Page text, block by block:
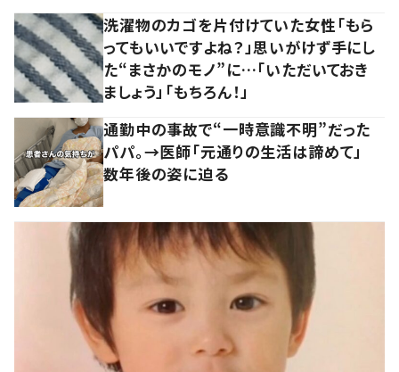
洗濯物のカゴを片付けていた女性「もら
ってもいいですよね？」思いがけず手にし
た“まさかのモノ”に…「いただいておき
ましょう」「もちろん！」
通勤中の事故で“一時意識不明”だった
パパ。→医師「元通りの生活は諦めて」
数年後の姿に迫る